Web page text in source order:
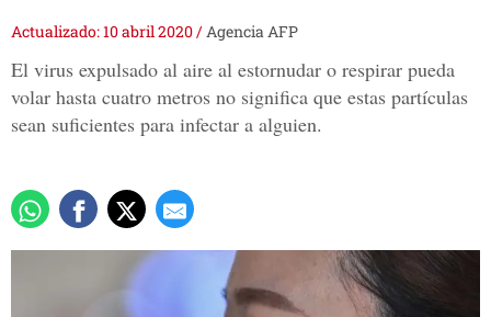
Actualizado: 10 abril 2020/Agencia AFP
El virus expulsado al aire al estornudar o respirar pueda
volar hasta cuatro metros no significa que estas partículas
sean suficientes para infectar a alguien.